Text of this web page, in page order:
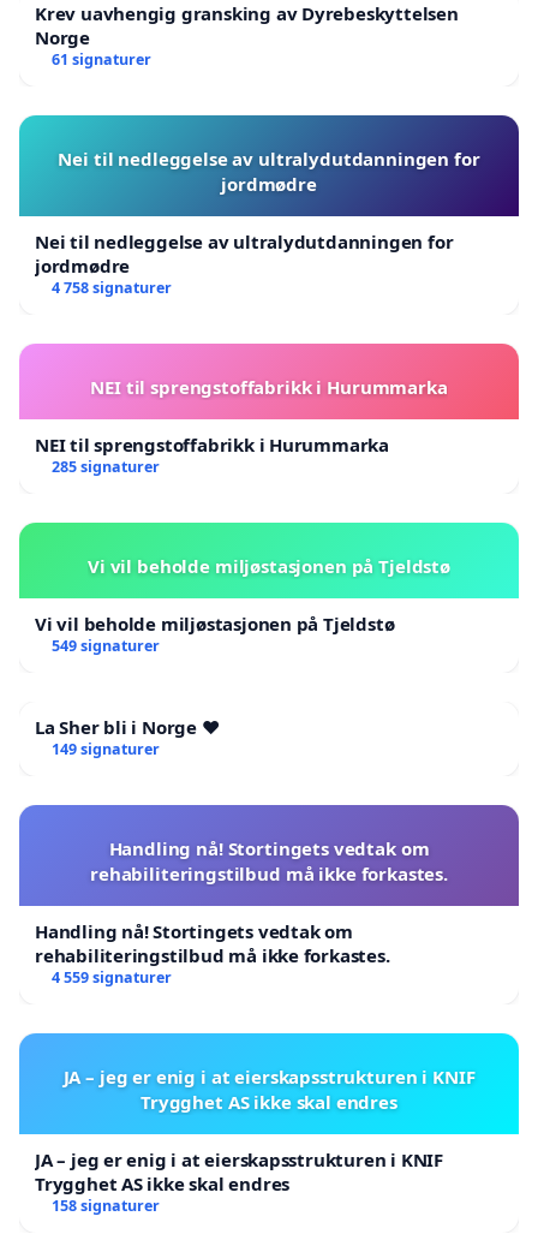
Krev uavhengig gransking av Dyrebeskyttelsen
Norge
61 signaturer
Nei til nedleggelse av ultralydutdanningen for
jordmødre
Nei til nedleggelse av ultralydutdanningen for
jordmødre
4 758 signaturer
NEI til sprengstoffabrikk i Hurummarka
NEI til sprengstoffabrikk i Hurummarka
285 signaturer
Vi vil beholde miljøstasjonen på Tjeldstø
Vi vil beholde miljøstasjonen på Tjeldstø
549 signaturer
La Sher bli i Norge ❤️
149 signaturer
Handling nå! Stortingets vedtak om
rehabiliteringstilbud må ikke forkastes.
Handling nå! Stortingets vedtak om
rehabiliteringstilbud må ikke forkastes.
4 559 signaturer
JA – jeg er enig i at eierskapsstrukturen i KNIF
Trygghet AS ikke skal endres
JA – jeg er enig i at eierskapsstrukturen i KNIF
Trygghet AS ikke skal endres
158 signaturer